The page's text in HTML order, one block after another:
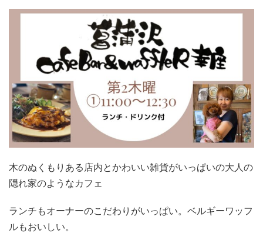
木のぬくもりある店内とかわいい雑貨がいっぱいの大人の
隠れ家のようなカフェ
ランチもオーナーのこだわりがいっぱい。ベルギーワッフ
ルもおいしい。